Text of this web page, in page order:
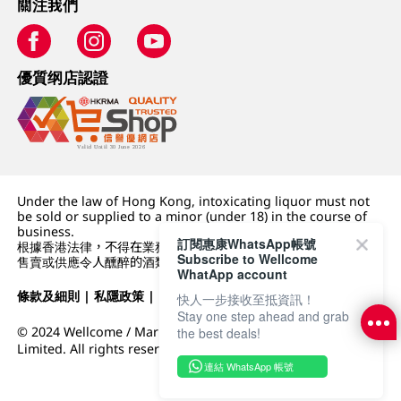
關注我們
優質纲店認證
Under the law of Hong Kong, intoxicating liquor must not
be sold or supplied to a minor (under 18) in the course of
business.
根據香港法律，不得在業務過程中，向未成年人 (18 歲以下人士)
售賣或供應令人醺醉的酒類。
條款及細則 |私隱政策 | DFI零售集團
© 2024 Wellcome / Market Place. The Dairy Farm Company
Limited. All rights reserved.
訂閱惠康WhatsApp帳號
Subscribe to Wellcome
WhatApp account
快人一步接收至抵資訊！
Stay one step ahead and grab
the best deals!
連結 WhatsApp 帳號